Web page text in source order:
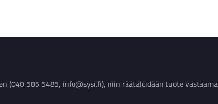
(040 585 5485, info@sysi.fi), niin räätälöidään tuote